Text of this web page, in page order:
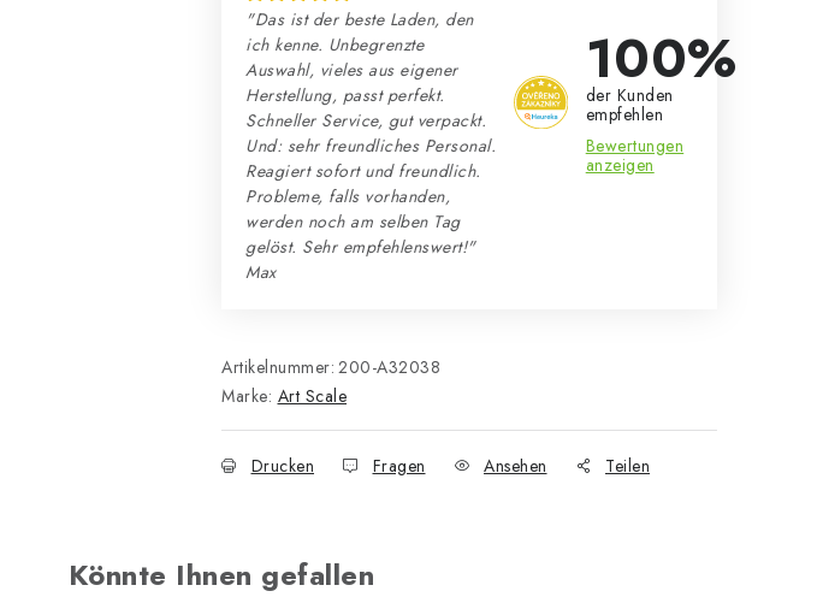
"Das ist der beste Laden, den
ich kenne. Unbegrenzte
Auswahl, vieles aus eigener
Herstellung, passt perfekt.
Schneller Service, gut verpackt.
Und: sehr freundliches Personal.
Reagiert sofort und freundlich.
Probleme, falls vorhanden,
werden noch am selben Tag
gelöst. Sehr empfehlenswert!"
Max
100%
der Kunden
empfehlen
Bewertungen
anzeigen
Artikelnummer: 200-A32038
Marke: Art Scale
Drucken Fragen Ansehen Teilen
Könnte Ihnen gefallen